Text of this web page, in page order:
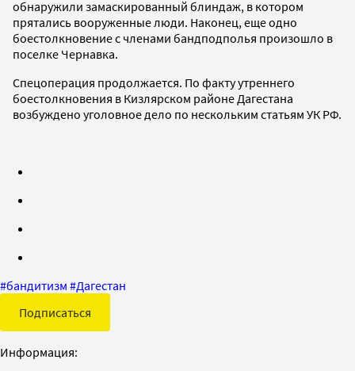
обнаружили замаскированный блиндаж, в котором
прятались вооруженные люди. Наконец, еще одно
боестолкновение с членами бандподполья произошло в
поселке Чернавка.
Спецоперация продолжается. По факту утреннего
боестолкновения в Кизлярском районе Дагестана
возбуждено уголовное дело по нескольким статьям УК РФ.
#бандитизм #Дагестан
Подписаться
Информация: